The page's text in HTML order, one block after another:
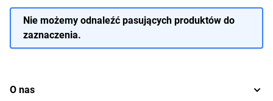
Nie możemy odnaleźć pasujących produktów do
zaznaczenia.
O nas